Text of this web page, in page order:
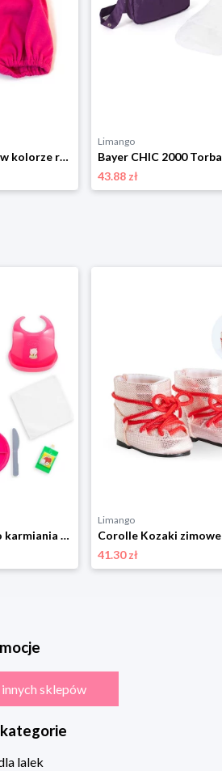
Miniland Ubranko w kolorze różowym dla lalki - 3+ rozmiar: onesize
Limango
43.88 zł
Corolle Zestaw do karmiania lalek - 2+ rozmiar: onesize
Limango
41.30 zł
sklepów
lalek